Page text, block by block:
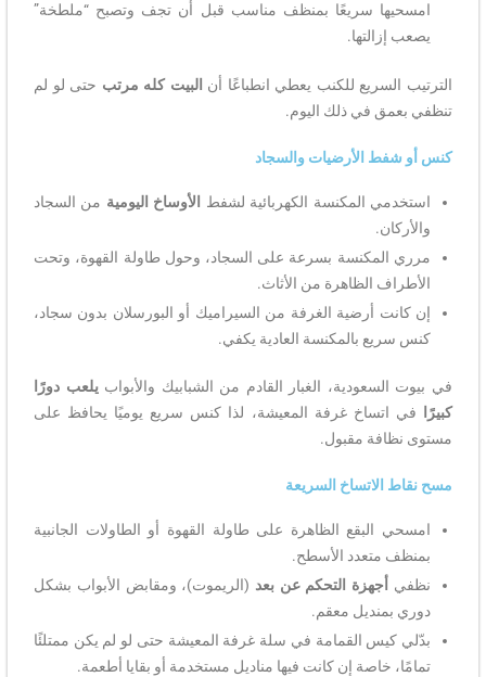
امسحيها سريعًا بمنظف مناسب قبل أن تجف وتصبح “ملطخة”
يصعب إزالتها.
الترتيب السريع للكنب يعطي انطباعًا أن البيت كله مرتب حتى لو لم
تنظفي بعمق في ذلك اليوم.
كنس أو شفط الأرضيات والسجاد
استخدمي المكنسة الكهربائية لشفط الأوساخ اليومية من السجاد
والأركان.
مرري المكنسة بسرعة على السجاد، وحول طاولة القهوة، وتحت
الأطراف الظاهرة من الأثاث.
إن كانت أرضية الغرفة من السيراميك أو البورسلان بدون سجاد،
كنس سريع بالمكنسة العادية يكفي.
في بيوت السعودية، الغبار القادم من الشبابيك والأبوابيلعب دورًا
كبيرًا
في اتساخ غرفة المعيشة، لذا كنس سريع يوميًا يحافظ على
مستوى نظافة مقبول.
مسح نقاط الاتساخ السريعة
امسحي البقع الظاهرة على طاولة القهوة أو الطاولات الجانبية
بمنظف متعدد الأسطح.
نظفي
أجهزة التحكم عن بعد (الريموت)، ومقابض الأبواب بشكل
دوري بمنديل معقم.
بدّلي كيس القمامة في سلة غرفة المعيشة حتى لو لم يكن ممتلئًا
تمامًا، خاصة إن كانت فيها مناديل مستخدمة أو بقايا أطعمة.